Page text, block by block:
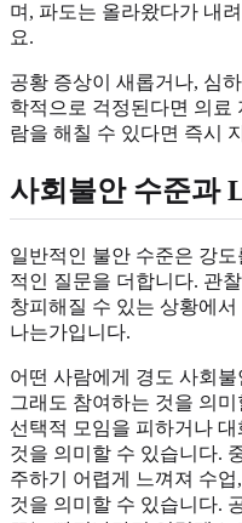
며, 파도는 올라왔다가 내
요.
공황 증상이 새롭거나, 심
학적으로 걱정된다면 의료
람을 해칠 수 있다면 즉시
사회불안 수준과
일반적인 불안 수준은 강
적인 질문을 더합니다. 관
창피해질 수 있는 상황에
나는가입니다.
어떤 사람에게 경도 사회
그래도 참여하는 것을 의
선택적 모임을 피하거나
것을 의미할 수 있습니다.
주하기 어렵게 느껴져 수
것을 의미할 수 있습니다.